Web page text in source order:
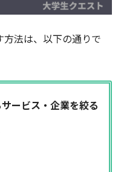
法は、以下の通りで
ービス・企業を絞る